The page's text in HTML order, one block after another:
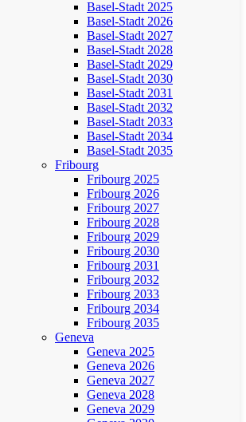
Basel-Stadt 2025
Basel-Stadt 2026
Basel-Stadt 2027
Basel-Stadt 2028
Basel-Stadt 2029
Basel-Stadt 2030
Basel-Stadt 2031
Basel-Stadt 2032
Basel-Stadt 2033
Basel-Stadt 2034
Basel-Stadt 2035
Fribourg
Fribourg 2025
Fribourg 2026
Fribourg 2027
Fribourg 2028
Fribourg 2029
Fribourg 2030
Fribourg 2031
Fribourg 2032
Fribourg 2033
Fribourg 2034
Fribourg 2035
Geneva
Geneva 2025
Geneva 2026
Geneva 2027
Geneva 2028
Geneva 2029